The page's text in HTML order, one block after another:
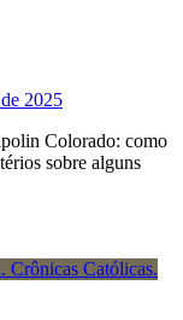
2025
Colorado: como
sobre alguns